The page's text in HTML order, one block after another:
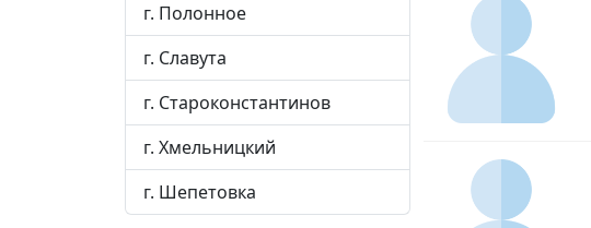
г. Полонное
г. Славута
г. Староконстантинов
г. Хмельницкий
г. Шепетовка